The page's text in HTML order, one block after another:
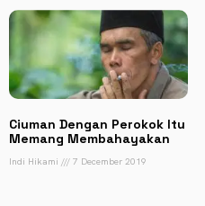
Ciuman Dengan Perokok Itu
Memang Membahayakan
Indi Hikami 7 December 2019